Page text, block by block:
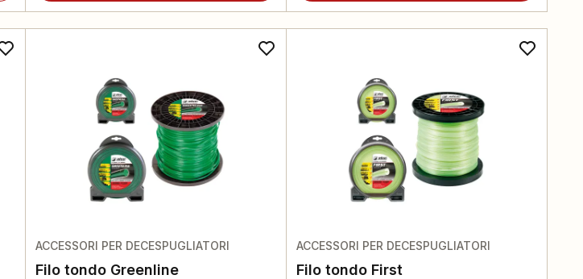
ACCESSORI PER DECESPUGLIATORI
Filo tondo Greenline
ACCESSORI PER DECESPUGLIATORI
Filo tondo First